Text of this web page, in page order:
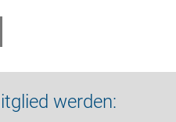
werden: